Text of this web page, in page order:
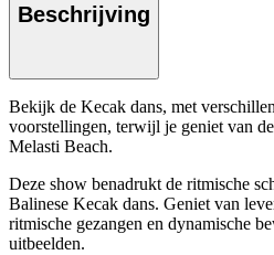
Beschrijving
Bekijk de Kecak dans, met
voorstellingen, terwijl je geniet van
Melasti Beach.
Deze show benadrukt de ritmische
Balinese Kecak dans. Geniet van
ritmische gezangen en dynamische
uitbeelden.